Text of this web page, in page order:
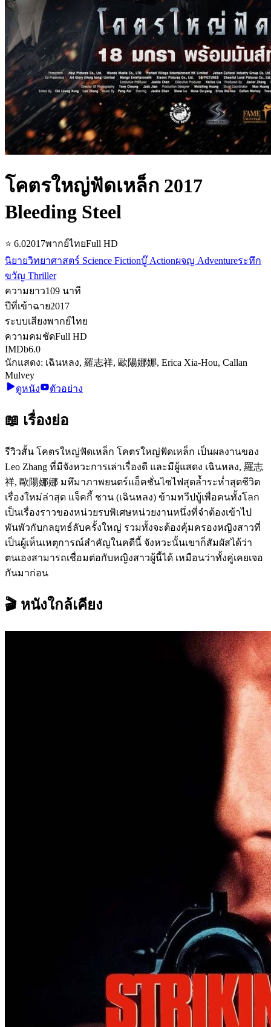
โคตรใหญ่ฟัดเหล็ก 2017
Bleeding Steel
⭐ 6.02017พากย์ไทยFull HD
นิยายวิทยาศาสตร์ Science Fictionบู๊ Actionผจญ Adventureระทึก
ขวัญ Thriller
ความยาว109 นาที
ปีที่เข้าฉาย2017
ระบบเสียงพากย์ไทย
ความคมชัดFull HD
IMDb6.0
นักแสดง: เฉินหลง, 羅志祥, 歐陽娜娜, Erica Xia-Hou, Callan
Mulvey
ดูหนัง
ตัวอย่าง
📖 เรื่องย่อ
รีวิวสั้น โคตรใหญ่ฟัดเหล็ก โคตรใหญ่ฟัดเหล็ก เป็นผลงานของ
Leo Zhang ที่มีจังหวะการเล่าเรื่องดี และมีผู้แสดง เฉินหลง, 羅志
祥, 歐陽娜娜 มหึมาภาพยนตร์แอ็คชั่นไซไฟสุดล้ำระห่ำสุดชีวิต
เรื่องใหม่ล่าสุด แจ็คกี้ ชาน (เฉินหลง) ข้ามทวีปบู้เพื่อคนทั้งโลก
เป็นเรื่องราวของหน่วยรบพิเศษหน่วยงานหนึ่งที่จำต้องเข้าไป
พันพัวกับกลยุทธ์ลับครั้งใหญ่ รวมทั้งจะต้องคุ้มครองหญิงสาวที่
เป็นผู้เห็นเหตุการณ์สำคัญในคดีนี้ จังหวะนั้นเขาก็สัมผัสได้ว่า
ตนเองสามารถเชื่อมต่อกับหญิงสาวผู้นี้ได้ เหมือนว่าทั้งคู่เคยเจอ
กันมาก่อน
🎬 หนังใกล้เคียง